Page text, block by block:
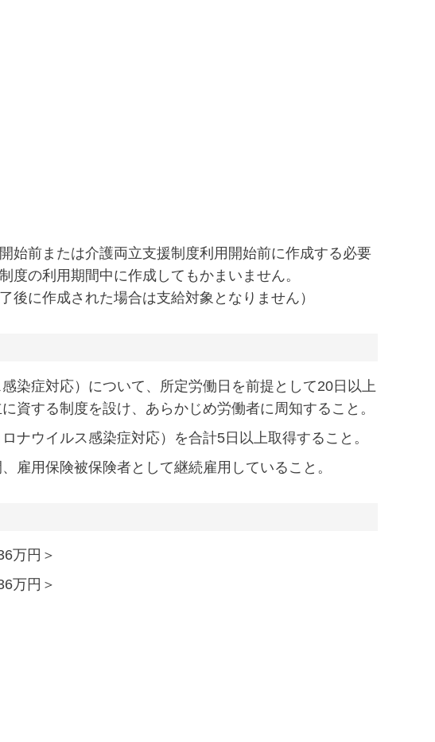
始前または介護両立支援制度利用開始前に作成する必要
の利用期間中に作成してもかまいません。
に作成された場合は支給対象となりません）
染症対応）について、所定労働日を前提として20日以上
資する制度を設け、あらかじめ労働者に周知すること。
ナウイルス感染症対応）を合計5日以上取得すること。
雇用保険被保険者として継続雇用していること。
万円＞
万円＞